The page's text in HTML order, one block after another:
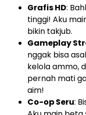
Grafis HD:
tinggi! Aku
bikin takjub.
Gameplay
nggak bisa
kelola ammo,
pernah mati
aim!
Co-op Seru: